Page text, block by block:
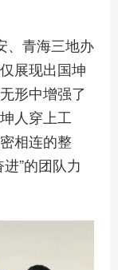
、青海三地办
展现出国坤
形中增强了
人穿上工
相连的整
”的团队力